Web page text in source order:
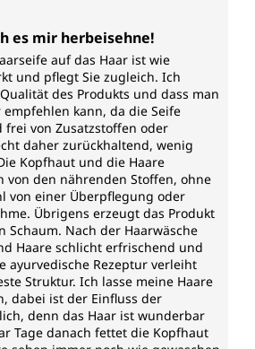
Panthenol (Provitamin B5) dringt
ein, unterstützt die
und hält die Haarfasern
B7) trägt zur Erhaltung
Kopfhaut bei und gilt deshalb in
als klassisches "Haarvitamin". Es
und Struktur des Haares.
legt sich wie ein
ums Haar. Das bringt
verleiht dem Haar sanften Halt.
– darunter Alanin,
den Proteinbauplan des
dessen Spannkraft. Ein Hauch
verleiht dem Haar in
außerdem einen belebenden,
Zitrusduft.
Bewertung von 5 von 5 Sternen
es mir herbeisehne!
auf das Haar ist wie
und pflegt Sie zugleich. Ich
des Produkts und dass man
kann, da die Seife
frei von Zusatzstoffen oder
daher zurückhaltend, wenig
Kopfhaut und die Haare
von den nährenden Stoffen, ohne
von einer Überpflegung oder
Übrigens erzeugt das Produkt
Schaum. Nach der Haarwäsche
Haare schlicht erfrischend und
ayurvedische Rezeptur verleiht
Struktur. Ich lasse meine Haare
dabei ist der Einfluss der
denn das Haar ist wunderbar
Tage danach fettet die Kopfhaut